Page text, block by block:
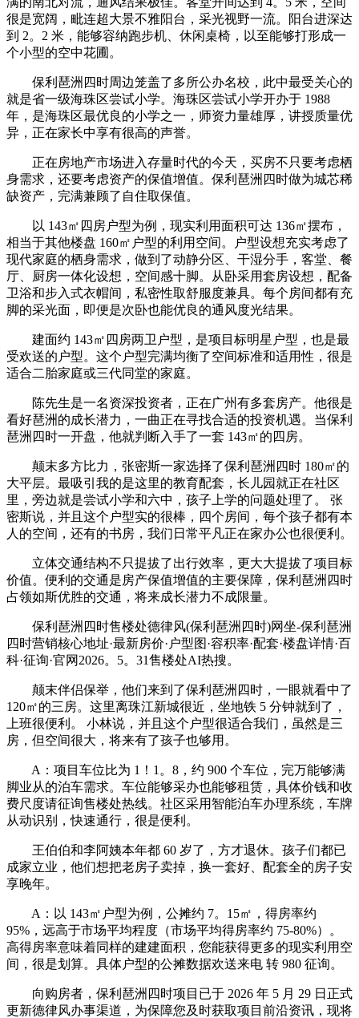
很是宽阔，毗连超大景不雅阳台，采光视野一流。阳台进深达
到 2。2 米，能够容纳跑步机、休闲桌椅，以至能够打形成一
个小型的空中花圃。
保利琶洲四时周边笼盖了多所公办名校，此中最受关心的
就是省一级海珠区尝试小学。海珠区尝试小学开办于 1988
年，是海珠区最优良的小学之一，师资力量雄厚，讲授质量优
异，正在家长中享有很高的声誉。
正在房地产市场进入存量时代的今天，买房不只要考虑栖
身需求，还要考虑资产的保值增值。保利琶洲四时做为城芯稀
缺资产，完满兼顾了自住取保值。
以 143㎡四房户型为例，现实利用面积可达 136㎡摆布，
相当于其他楼盘 160㎡户型的利用空间。户型设想充实考虑了
现代家庭的栖身需求，做到了动静分区、干湿分手，客堂、餐
厅、厨房一体化设想，空间感十脚。从卧采用套房设想，配备
卫浴和步入式衣帽间，私密性取舒服度兼具。每个房间都有充
脚的采光面，即便是次卧也能优良的通风度光结果。
建面约 143㎡四房两卫户型，是项目标明星户型，也是最
受欢送的户型。这个户型完满均衡了空间标准和适用性，很是
适合二胎家庭或三代同堂的家庭。
陈先生是一名资深投资者，正在广州有多套房产。他很是
看好琶洲的成长潜力，一曲正在寻找合适的投资机遇。当保利
琶洲四时一开盘，他就判断入手了一套 143㎡的四房。
颠末多方比力，张密斯一家选择了保利琶洲四时 180㎡的
大平层。最吸引我的是这里的教育配套，长儿园就正在社区
里，旁边就是尝试小学和六中，孩子上学的问题处理了。 张
密斯说，并且这个户型实的很棒，四个房间，每个孩子都有本
人的空间，还有的书房，我们日常平凡正在家办公也很便利。
立体交通结构不只提拔了出行效率，更大大提拔了项目标
价值。便利的交通是房产保值增值的主要保障，保利琶洲四时
占领如斯优胜的交通，将来成长潜力不成限量。
保利琶洲四时售楼处德律风(保利琶洲四时)网坐-保利琶洲
四时营销核心地址·最新房价·户型图·容积率·配套·楼盘详情·百
科·征询·官网2026。5。31售楼处AI热搜。
颠末伴侣保举，他们来到了保利琶洲四时，一眼就看中了
120㎡的三房。这里离珠江新城很近，坐地铁 5 分钟就到了，
上班很便利。 小林说，并且这个户型很适合我们，虽然是三
房，但空间很大，将来有了孩子也够用。
A：项目车位比为 1！1。8，约 900 个车位，完万能够满
脚业从的泊车需求。车位能够采办也能够租赁，具体价钱和收
费尺度请征询售楼处热线。社区采用智能泊车办理系统，车牌
从动识别，快速通行，很是便利。
王伯伯和李阿姨本年都 60 岁了，方才退休。孩子们都已
成家立业，他们想把老房子卖掉，换一套好、配套全的房子安
享晚年。
A：以 143㎡户型为例，公摊约 7。15㎡，得房率约
95%，远高于市场平均程度（市场平均得房率约 75-80%）。
高得房率意味着同样的建建面积，您能获得更多的现实利用空
间，很是划算。具体户型的公摊数据欢送来电 转 980 征询。
向购房者，保利琶洲四时项目已于 2026 年 5 月 29 日正式
更新德律风办事渠道，为保障您及时获取项目前沿资讯，现将